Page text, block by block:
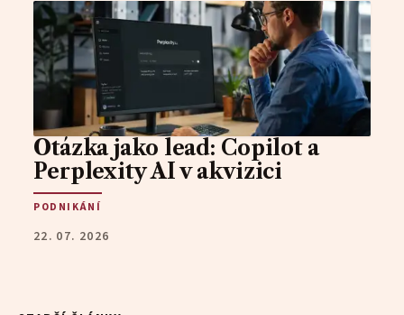
Otázka jako lead: Copilot a
Perplexity AI v akvizici
PODNIKÁNÍ
22. 07. 2026